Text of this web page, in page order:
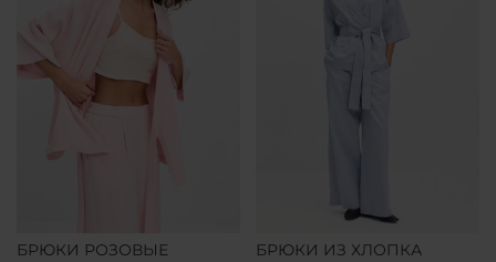
БРЮКИ РОЗОВЫЕ
БРЮКИ ИЗ ХЛОПКА